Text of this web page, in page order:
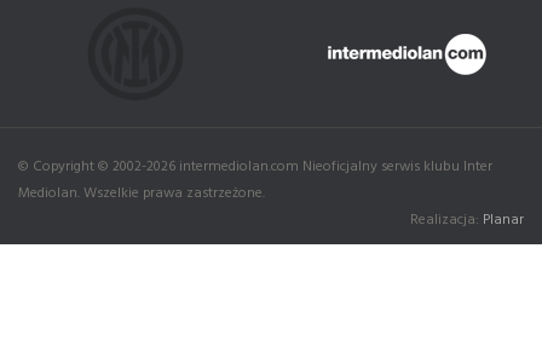
© Copyright © 2002-2026 intermediolan.com Nieoficjalny serwis klubu Inter
Mediolan. Wszelkie prawa zastrzeżone.
Realizacja: Planar